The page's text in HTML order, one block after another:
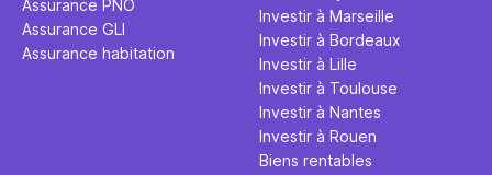
Assurance PNO
Assurance GLI
Assurance habitation
Investir à Marseille
Investir à Bordeaux
Investir à Lille
Investir à Toulouse
Investir à Nantes
Investir à Rouen
Biens rentables